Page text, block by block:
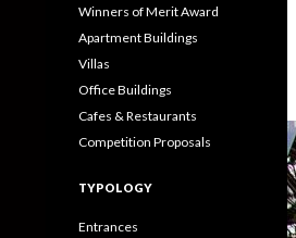
Winners of Merit Award
Apartment Buildings
Villas
Office Buildings
Cafes & Restaurants
Competition Proposals
TYPOLOGY
Entrances